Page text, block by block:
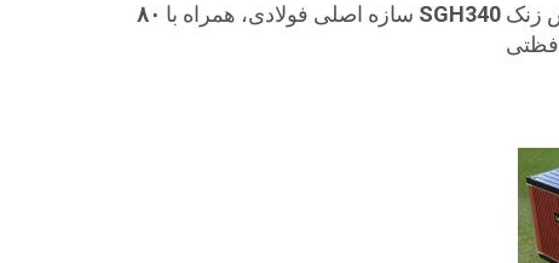
زنک SGH340 سازه اصلی فولادی، همراه با ۸۰